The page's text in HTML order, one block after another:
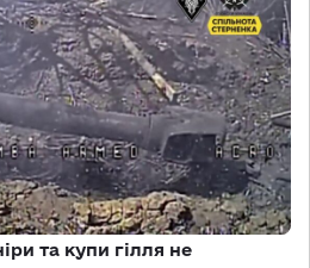
та купи гілля не